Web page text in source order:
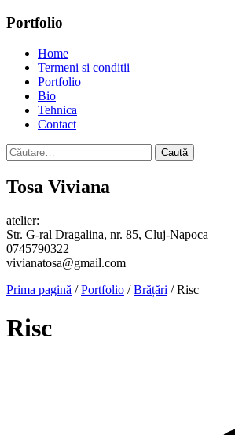
Portfolio
Home
Termeni si conditii
Portfolio
Bio
Tehnica
Contact
Caută
după:
Tosa Viviana
atelier:
Str. G-ral Dragalina, nr. 85, Cluj-Napoca
0745790322
vivianatosa@gmail.com
Prima pagină /Portfolio /Brățări / Risc
Risc